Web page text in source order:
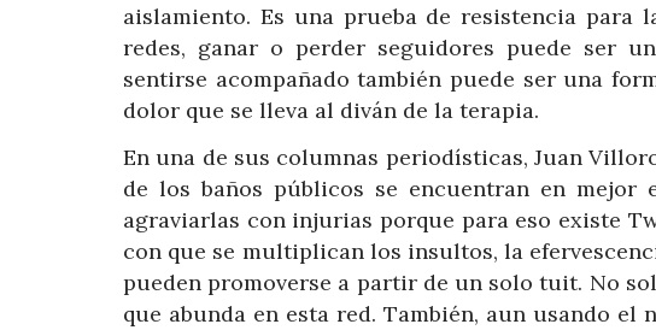
aislamiento. Es una prueba de resistencia
redes, ganar o perder seguidores puede ser
sentirse acompañado también puede ser una
dolor que se lleva al diván de la terapia.
En una de sus columnas periodísticas, Juan
de los baños públicos se encuentran en mejor
agraviarlas con injurias porque para eso existe
con que se multiplican los insultos, la
pueden promoverse a partir de un solo tuit. No
que abunda en esta red. También, aun usando